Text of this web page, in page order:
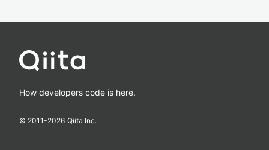
How developers code is here.
© 2011-2026 Qiita Inc.